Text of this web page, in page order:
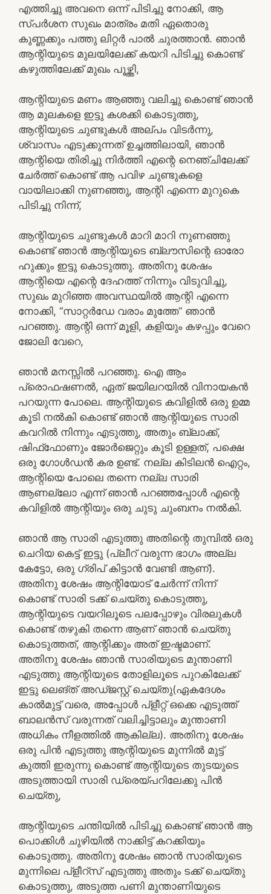
എത്തിച്ചു അവനെ ഒന്ന് പിടിച്ചു നോക്കി, ആ
സ്പർശന സുഖം മാത്രം മതി ഏതൊരു
കുണ്ണക്കും പത്തു ലിറ്റർ പാൽ ചുരത്താൻ. ഞാൻ
ആന്റിയുടെ മുലയിലേക്ക് കയറി പിടിച്ചു കൊണ്ട്
കഴുത്തിലേക്ക് മുഖം പൂഴ്ത്തി,
ആന്റിയുടെ മണം ആഞ്ഞു വലിച്ചു കൊണ്ട് ഞാൻ
ആ മുലകളെ ഇട്ടു കശക്കി കൊടുത്തു,
ആന്റിയുടെ ചുണ്ടുകൾ അല്പം വിടർന്നു,
ശ്വാസം എടുക്കുന്നത് ഉച്ചത്തിലായി, ഞാൻ
ആന്റിയെ തിരിച്ചു നിർത്തി എന്റെ നെഞ്ചിലേക്ക്
ചേർത്ത് കൊണ്ട് ആ പവിഴ ചുണ്ടുകളെ
വായിലാക്കി നുണഞ്ഞു, ആന്റി എന്നെ മുറുകെ
പിടിച്ചു നിന്ന്,
ആന്റിയുടെ ചുണ്ടുകൾ മാറി മാറി നുണഞ്ഞു
കൊണ്ട് ഞാൻ ആന്റിയുടെ ബ്ലൗസിന്റെ ഓരോ
ഹുക്കും ഇട്ടു കൊടുത്തു. അതിനു ശേഷം
ആന്റിയെ എന്റെ ദേഹത്ത് നിന്നും വിടുവിച്ചു,
സുഖം മുറിഞ്ഞ അവസ്ഥയിൽ ആന്റി എന്നെ
നോക്കി, “സാറ്റർഡേ വരാം മുത്തേ” ഞാൻ
പറഞ്ഞു. ആന്റി ഒന്ന് മൂളി, കളിയും കഴപ്പും വേറെ
ജോലി വേറെ,
ഞാൻ മനസ്സിൽ പറഞ്ഞു. ഐ ആം
പ്രൊഫഷണൽ, ഏത് ജയിലറയിൽ വിനായകൻ
പറയുന്ന പോലെ. ആന്റിയുടെ കവിളിൽ ഒരു ഉമ്മ
കൂടി നൽകി കൊണ്ട് ഞാൻ ആന്റിയുടെ സാരി
കവറിൽ നിന്നും എടുത്തു, അതും ബ്ലാക്ക്,
ഷിഫ്‌ഫോണും ജോർജെറ്റും കൂടി ഉള്ളത്, പക്ഷെ
ഒരു ഗോൾഡൻ കര ഉണ്ട്. നല്ല കിടിലൻ ഐറ്റം,
ആന്റിയെ പോലെ തന്നെ നല്ല സാരി
ആണല്ലോ എന്ന് ഞാൻ പറഞ്ഞപ്പോൾ എന്റെ
കവിളിൽ ആന്റിയും ഒരു ചുടു ചുംബനം നൽകി.
ഞാൻ ആ സാരി എടുത്തു അതിന്റെ തുമ്പിൽ ഒരു
ചെറിയ കെട്ട് ഇട്ടു (പ്ലീറ് വരുന്ന ഭാഗം അല്ല
കേട്ടോ, ഒരു ഗ്രിപ് കിട്ടാൻ വേണ്ടി ആണ്).
അതിനു ശേഷം ആന്റിയോട്‌ ചേർന്ന് നിന്ന്
കൊണ്ട് സാരി ടക്ക് ചെയ്തു കൊടുത്തു,
ആന്റിയുടെ വയറിലൂടെ പലപ്പോഴും വിരലുകൾ
കൊണ്ട് തഴുകി തന്നെ ആണ് ഞാൻ ചെയ്തു
കൊടുത്തത്, ആന്റിക്കും അത് ഇഷ്ടമാണ്.
അതിനു ശേഷം ഞാൻ സാരിയുടെ മുന്താണി
എടുത്തു ആന്റിയുടെ തോളിലൂടെ പുറകിലേക്ക്
ഇട്ടു ലെങ്ത് അഡ്ജസ്റ്റ് ചെയ്തു(ഏകദേശം
കാൽമുട്ട് വരെ, അപ്പോൾ പ്ളീറ്റ് ഒക്കെ എടുത്ത്
ബാലൻസ് വരുന്നത് വലിച്ചിട്ടാലും മുന്താണി
അധികം നീളത്തിൽ ആകില്ല). അതിനു ശേഷം
ഒരു പിൻ എടുത്തു ആന്റിയുടെ മുന്നിൽ മുട്ട്
കുത്തി ഇരുന്നു കൊണ്ട് ആന്റിയുടെ തുടയുടെ
അടുത്തായി സാരി ഡ്രെയ്പറിലേക്കു പിൻ
ചെയ്തു,
ആന്റിയുടെ ചന്തിയിൽ പിടിച്ചു കൊണ്ട് ഞാൻ ആ
പൊക്കിൾ ചുഴിയിൽ നാക്കിട്ട് കറക്കിയും
കൊടുത്തു. അതിനു ശേഷം ഞാൻ സാരിയുടെ
മുന്നിലെ പ്ളീറ്സ് എടുത്തു അതും ടക്ക് ചെയ്തു
കൊടുത്തു, അടുത്ത പണി മുന്താണിയുടെ